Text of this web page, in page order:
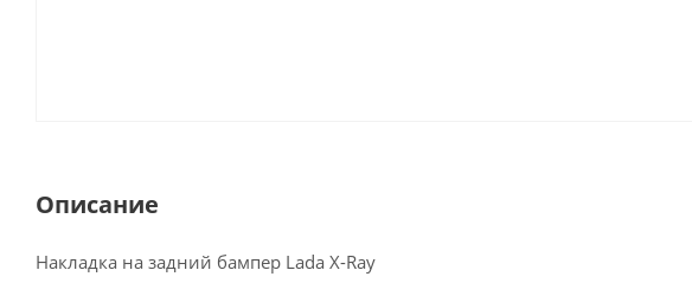
Описание
Накладка на задний бампер Lada X-Ray